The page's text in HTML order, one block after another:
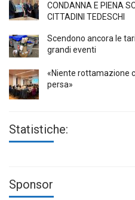
CONDANNA E PIENA
CITTADINI TEDESCHI
Scendono ancora le
grandi eventi
«Niente rottamazione
persa»
Statistiche:
Sponsor